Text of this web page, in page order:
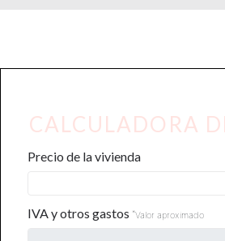
CALCULADORA
Precio de la vivienda
IVA y otros gastos *Valor aproximado